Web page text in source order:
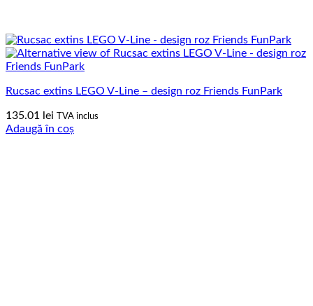
Rucsac extins LEGO V-Line – design roz Friends FunPark
135.01 lei TVA inclus
Adaugă în coș